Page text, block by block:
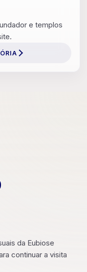
e templos
da Eubiose
continuar a visita